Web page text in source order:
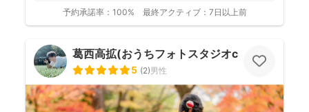
予約承諾率： 100% 最終アクティブ： 7日以上前
葛西高拡(おうちフォトスタジオcocofilm)
5 (2)男性